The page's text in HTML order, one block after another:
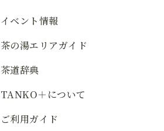
イベント情報
茶の湯エリアガイド
茶道辞典
TANKO＋について
ご利用ガイド